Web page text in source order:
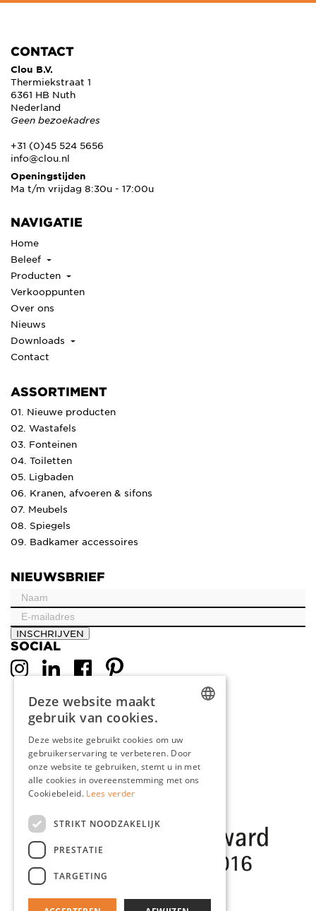
CONTACT
Clou B.V.
Thermiekstraat 1
6361 HB Nuth
Nederland
Geen bezoekadres
+31 (0)45 524 5656
info@clou.nl
Openingstijden
Ma t/m vrijdag 8:30u - 17:00u
NAVIGATIE
Home
Beleef
Producten
Verkooppunten
Over ons
Nieuws
Downloads
Contact
ASSORTIMENT
01. Nieuwe producten
02. Wastafels
03. Fonteinen
04. Toiletten
05. Ligbaden
06. Kranen, afvoeren & sifons
07. Meubels
08. Spiegels
09. Badkamer accessoires
NIEUWSBRIEF
INSCHRIJVEN
SOCIAL
ENGLISH
FRENCH
Deze website maakt
gebruik van cookies.
Deze website gebruikt cookies om uw
gebruikerservaring te verbeteren. Door
onze website te gebruiken, stemt u in met
alle cookies in overeenstemming met ons
Cookiebeleid. Lees verder
STRIKT NOODZAKELIJK
PRESTATIE
TARGETING